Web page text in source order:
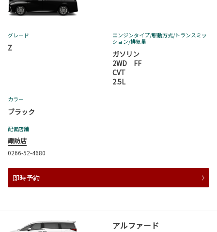
グレード
Z
エンジンタイプ/駆動方式/トランスミッ
ション/排気量
ガソリン
2WD FF
CVT
2.5L
カラー
ブラック
配備店舗
諏訪店
0266-52-4680
即時予約
アルファード